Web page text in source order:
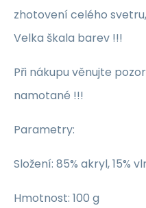
zhotovení celého
Velka škala barev !!!
Při nákupu věnujte
namotané !!!
Parametry:
Složení: 85% akryl, 15%
Hmotnost: 100 g